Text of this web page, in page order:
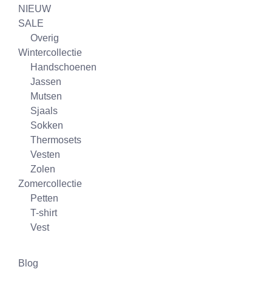
NIEUW
SALE
Overig
Wintercollectie
Handschoenen
Jassen
Mutsen
Sjaals
Sokken
Thermosets
Vesten
Zolen
Zomercollectie
Petten
T-shirt
Vest
Blog